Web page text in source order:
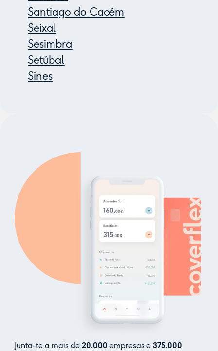
Santiago do Cacém
Seixal
Sesimbra
Setúbal
Sines
Junta-te a mais de 20.000 empresas e 375.000